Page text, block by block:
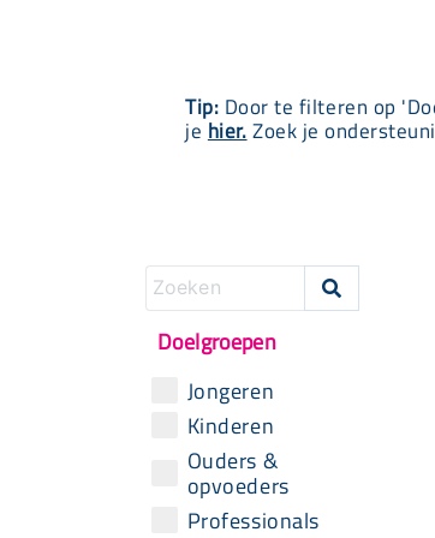
Tip: Door te filteren op
jehier.Zoek je

Doelgroepen
Jongeren
Kinderen
Ouders &
opvoeders
Professionals